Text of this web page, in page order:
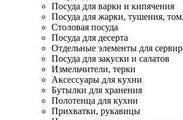
Посуда для варки и кипячения
Посуда для жарки, тушения,
Столовая посуда
Посуда для десерта
Отдельные элементы для
Посуда для закуски и салатов
Измельчители, терки
Аксессуары для кухни
Бутылки для хранения
Полотенца для кухни
Прихватки, рукавицы